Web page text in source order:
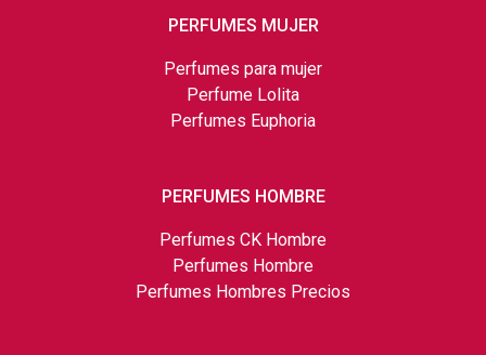
PERFUMES MUJER
Perfumes para mujer
Perfume Lolita
Perfumes Euphoria
PERFUMES HOMBRE
Perfumes CK Hombre
Perfumes Hombre
Perfumes Hombres Precios